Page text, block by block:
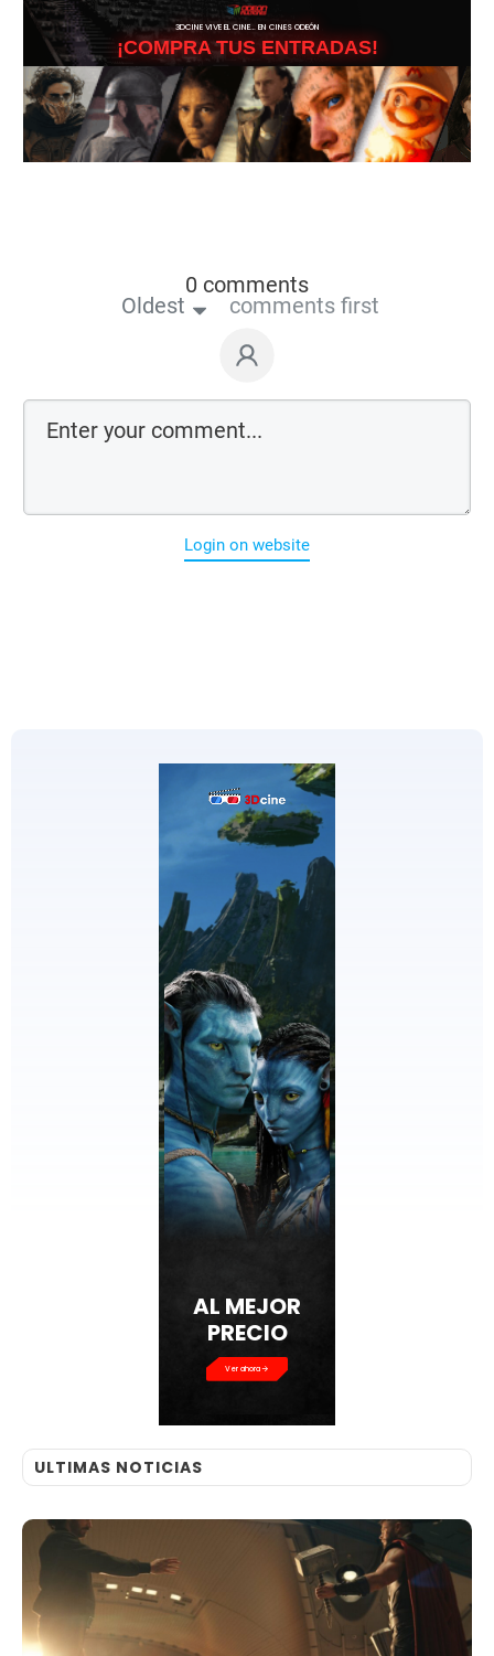
3DCINE VIVE EL CINE… EN CINES ODEÓN
¡COMPRA TUS ENTRADAS!
0 comments
Oldest comments first
Login on website
AL MEJOR
PRECIO
Ver ahora
ULTIMAS NOTICIAS